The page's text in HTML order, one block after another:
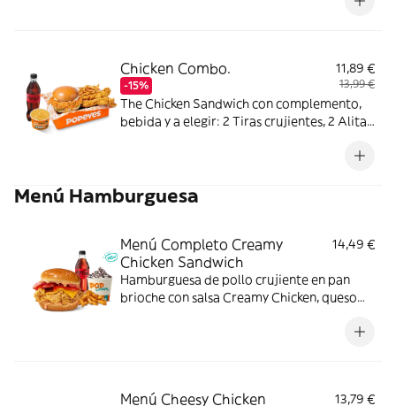
Chicken Combo.
-15%
11,89 €
13,99 €
The Chicken Sandwich con complemento,
bebida y a elegir: 2 Tiras crujientes, 2 Alitas
Menú Hamburguesa
Menú Completo Creamy
Chicken Sandwich
14,49 €
Hamburguesa de pollo crujiente en pan
brioche con salsa Creamy Chicken, queso
Menú Cheesy Chicken
13,79 €